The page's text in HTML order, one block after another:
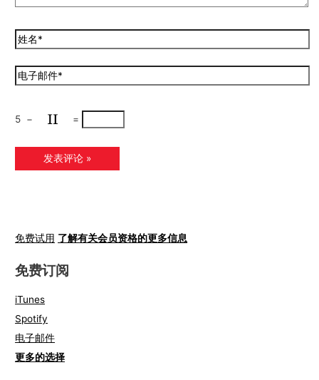
5 − =
免费试用 了解有关会员资格的更多信息
免费订阅
iTunes
Spotify
电子邮件
更多的选择